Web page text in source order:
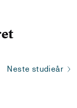
Neste studieår